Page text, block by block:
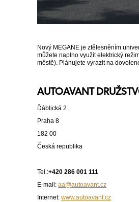
Nový MEGANE je ztělesněním
můžete naplno využít elektrický
městě). Plánujete vyrazit na
AUTOAVANT
Ďáblická 2
Praha 8
182 00
Česká republika
Tel.:+420 286 001 111
E-mail: aa@autoavant.cz
Internet: www.autoavant.cz